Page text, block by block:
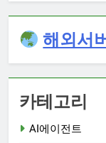
해외서
카테고리
AI에이전트